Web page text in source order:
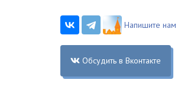
Напишите нам
Обсудить в Вконтакте